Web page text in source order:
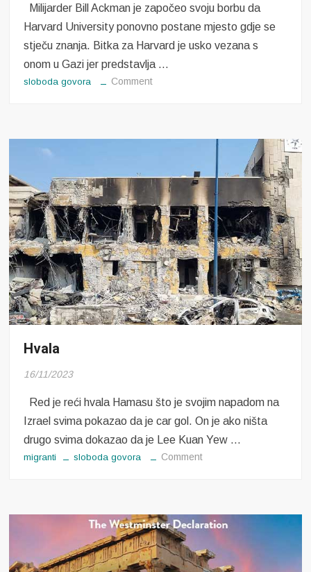
Milijarder Bill Ackman je započeo svoju borbu da
Harvard University ponovno postane mjesto gdje se
stječu znanja. Bitka za Harvard je usko vezana s
onom u Gazi jer predstavlja …
sloboda govora Commenton
Hvala
16/11/2023
Red je reći hvala Hamasu što je svojim napadom na
Izrael svima pokazao da je car gol. On je ako ništa
drugo svima dokazao da je Lee Kuan Yew …
migranti sloboda govora Commenton